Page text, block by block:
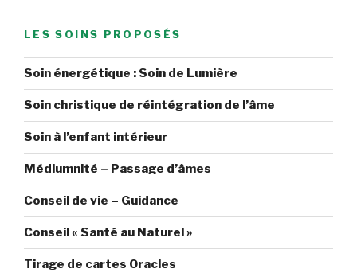
LES SOINS PROPOSÉS
Soin énergétique : Soin de Lumière
Soin christique de réintégration de l’âme
Soin à l’enfant intérieur
Médiumnité – Passage d’âmes
Conseil de vie – Guidance
Conseil « Santé au Naturel »
Tirage de cartes Oracles